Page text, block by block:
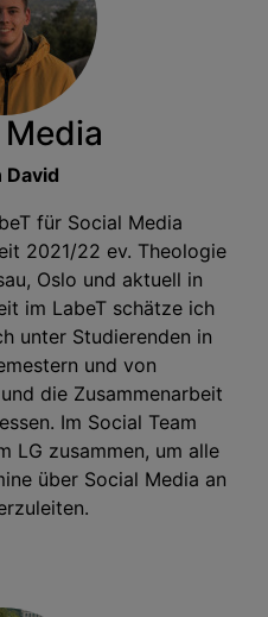
David
für Social Media
2021/22 ev. Theologie
Oslo und aktuell in
im LabeT schätze ich
unter Studierenden in
und von
die Zusammenarbeit
Im Social Team
LG zusammen, um alle
über Social Media an